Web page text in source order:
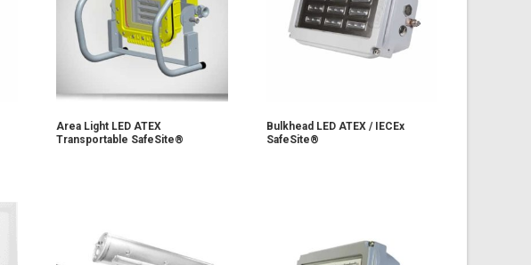
Area Light LED ATEX
Transportable SafeSite®
Bulkhead LED ATEX / IECEx
SafeSite®